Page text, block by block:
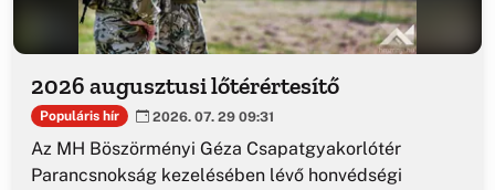
2026 augusztusi lőtérértesítő
Populáris hír 2026. 07. 29 09:31
Az MH Böszörményi Géza Csapatgyakorlótér
Parancsnokság kezelésében lévő honvédségi